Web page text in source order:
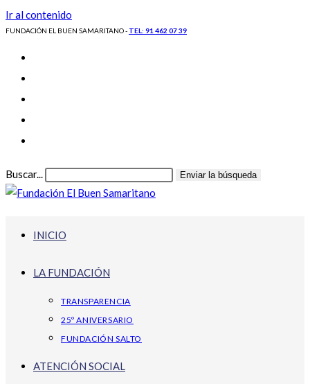
Ir al contenido
FUNDACIÓN EL BUEN SAMARITANO - TEL: 91 462 07 39
Buscar... Enviar la búsqueda
INICIO
LA FUNDACIÓN
TRANSPARENCIA
25º ANIVERSARIO
FUNDACIÓN SALTO
ATENCIÓN SOCIAL